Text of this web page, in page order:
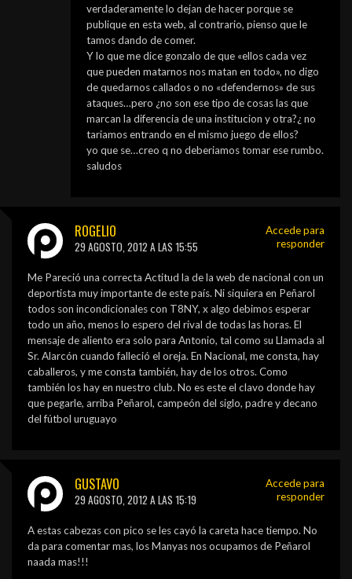
verdaderamente lo dejan de hacer porque se
publique en esta web, al contrario, pienso que le
tamos dando de comer.
Y lo que me dice gonzalo de que «ellos cada vez
que pueden matarnos nos matan en todo», no digo
de quedarnos callados o no «defendernos» de sus
ataques…pero ¿no son ese tipo de cosas las que
marcan la diferencia de una institucion y otra?¿ no
tariamos entrando en el mismo juego de ellos?
yo que se…creo q no deberiamos tomar ese rumbo.
saludos
ROGELIO
29 AGOSTO, 2012 A LAS 15:55
Me Pareció una correcta Actitud la de la web de nacional con un
deportista muy importante de este país. Ni siquiera en Peñarol
todos son incondicionales con T8NY, x algo debimos esperar
todo un año, menos lo espero del rival de todas las horas. El
mensaje de aliento era solo para Antonio, tal como su Llamada al
Sr. Alarcón cuando falleció el oreja. En Nacional, me consta, hay
caballeros, y me consta también, hay de los otros. Como
también los hay en nuestro club. No es este el clavo donde hay
que pegarle, arriba Peñarol, campeón del siglo, padre y decano
del fútbol uruguayo
Accede para
responder
GUSTAVO
29 AGOSTO, 2012 A LAS 15:19
A estas cabezas con pico se les cayó la careta hace tiempo. No
da para comentar mas, los Manyas nos ocupamos de Peñarol
naada mas!!!
Accede para
responder